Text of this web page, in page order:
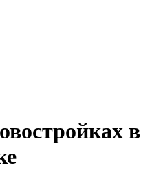
в